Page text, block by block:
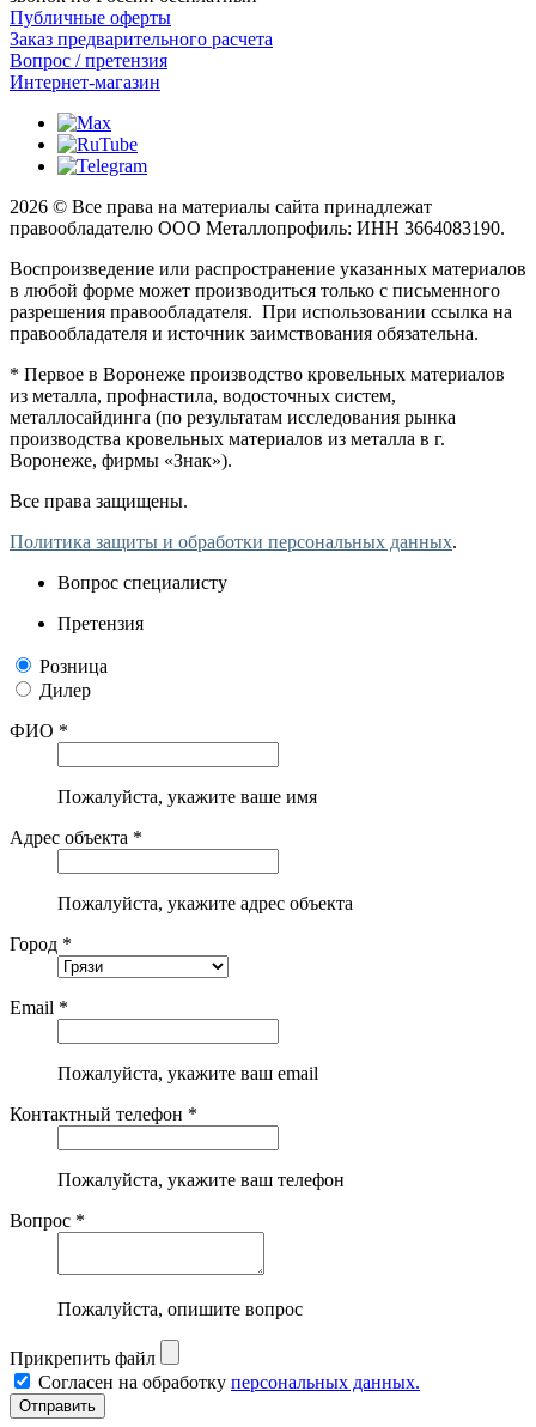
Публичные оферты
Заказ предварительного расчета
Вопрос / претензия
Интернет-магазин
2026 © Все права на материалы сайта принадлежат
правообладателю ООО Металлопрофиль: ИНН 3664083190.
Воспроизведение или распространение указанных материалов
в любой форме может производиться только с письменного
разрешения правообладателя. При использовании ссылка на
правообладателя и источник заимствования обязательна.
* Первое в Воронеже производство кровельных материалов
из металла, профнастила, водосточных систем,
металлосайдинга (по результатам исследования рынка
производства кровельных материалов из металла в г.
Воронеже, фирмы «Знак»).
Все права защищены.
Политика защиты и обработки персональных данных.
Вопрос специалисту
Претензия
Розница
Дилер
ФИО *
Пожалуйста, укажите ваше имя
Адрес объекта *
Пожалуйста, укажите адрес объекта
Город *
Email *
Пожалуйста, укажите ваш email
Контактный телефон *
Пожалуйста, укажите ваш телефон
Вопрос *
Пожалуйста, опишите вопрос
Прикрепить файл
Согласен на обработку персональных данных.